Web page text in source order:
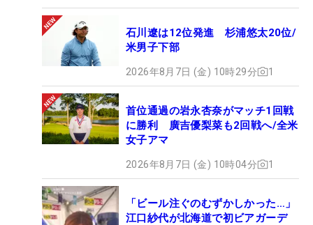
石川遼は12位発進 杉浦悠太20位/
米男子下部
2026年8月7日 (金) 10時29分 1
首位通過の岩永杏奈がマッチ1回戦
に勝利 廣吉優梨菜も2回戦へ/全米
女子アマ
2026年8月7日 (金) 10時04分 1
「ビール注ぐのむずかしかった…」
江口紗代が北海道で初ビアガーデ